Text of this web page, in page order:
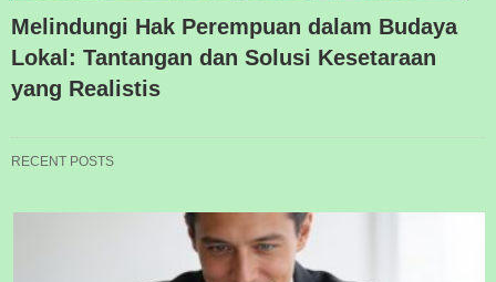
Melindungi Hak Perempuan dalam Budaya
Lokal: Tantangan dan Solusi Kesetaraan
yang Realistis
RECENT POSTS